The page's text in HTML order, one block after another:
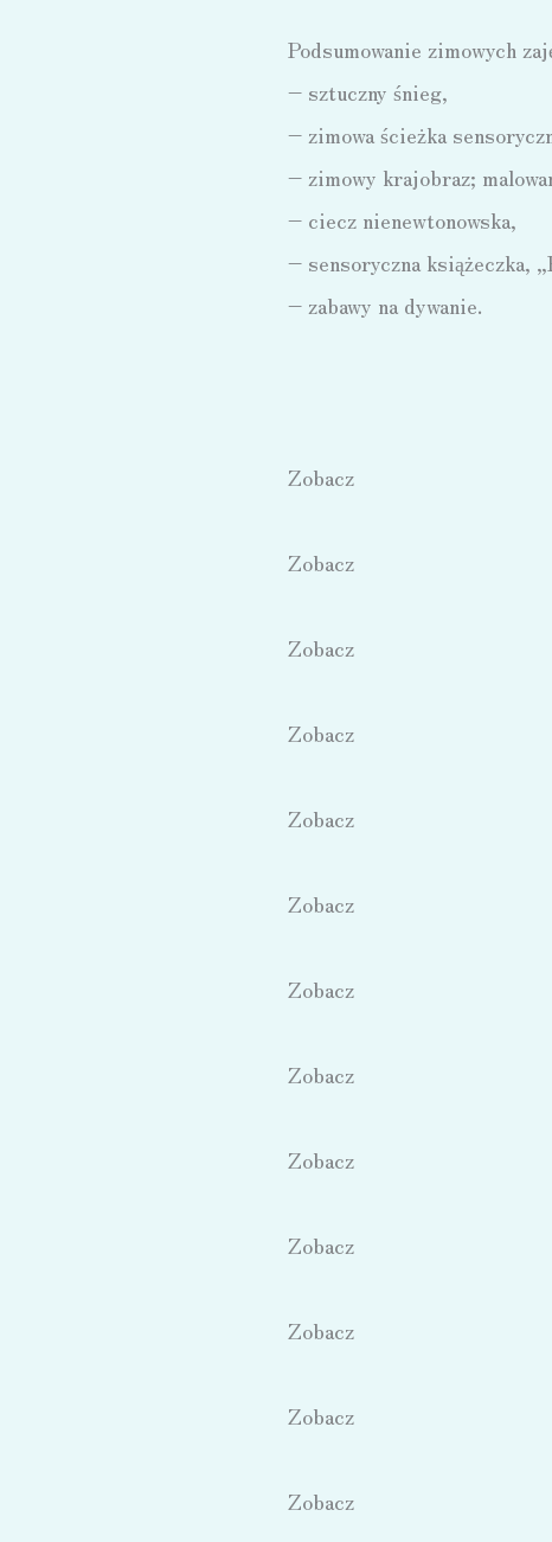
Podsumowanie zimowych
– sztuczny śnieg,
– zimowa ścieżka
– zimowy krajobraz;
– ciecz nienewtonowska,
– sensoryczna książeczka,
– zabawy na dywanie.
Zobacz
Zobacz
Zobacz
Zobacz
Zobacz
Zobacz
Zobacz
Zobacz
Zobacz
Zobacz
Zobacz
Zobacz
Zobacz